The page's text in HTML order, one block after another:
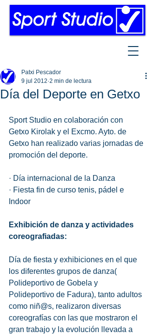
Día del Deporte en Getxo
Patxi Pescador
9 jul 2012 2 min de lectura
Sport Studio en colaboración con
Getxo Kirolak y el Excmo. Ayto. de
Getxo han realizado varias jornadas de
promoción del deporte.
· Día internacional de la Danza
· Fiesta fin de curso tenis, pádel e
Indoor
Exhibición de danza y actividades
coreografiadas:
Día de fiesta y exhibiciones en el que
los diferentes grupos de danza(
Polideportivo de Gobela y
Polideportivo de Fadura), tanto adultos
como niñ@s, realizaron diversas
coreografías con las que mostraron el
gran trabajo y la evolución llevada a